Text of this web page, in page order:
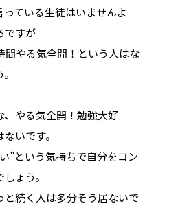
ている生徒はいませんよ
ですが
間やる気全開！という人はな
、やる気全開！勉強大好
いです。
”という気持ちで自分をコン
ょう。
と続く人は多分そう居ないで